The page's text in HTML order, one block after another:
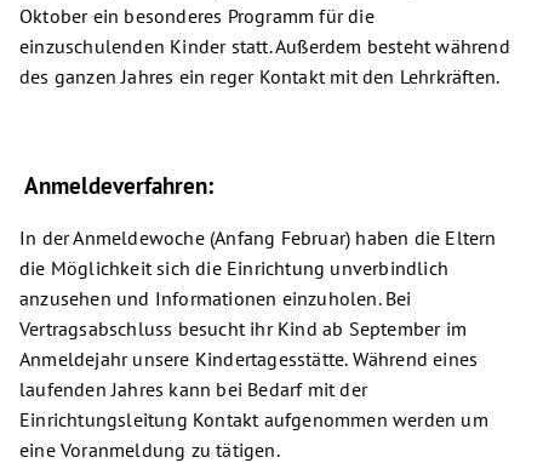
Oktober ein besonderes Programm für die
einzuschulenden Kinder statt. Außerdem besteht während
des ganzen Jahres ein reger Kontakt mit den Lehrkräften.
Anmeldeverfahren:
In der Anmeldewoche (Anfang Februar) haben die Eltern
die Möglichkeit sich die Einrichtung unverbindlich
anzusehen und Informationen einzuholen. Bei
Vertragsabschluss besucht ihr Kind ab September im
Anmeldejahr unsere Kindertagesstätte. Während eines
laufenden Jahres kann bei Bedarf mit der
Einrichtungsleitung Kontakt aufgenommen werden um
eine Voranmeldung zu tätigen.